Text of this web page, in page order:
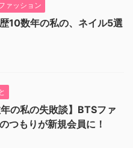
ァッション
10数年の私の、ネイル5選
の私の失敗談】BTSファ
つもりが新規会員に！